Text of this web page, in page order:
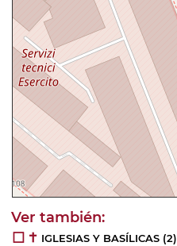
IGLESIAS Y BASÍLICAS (2)